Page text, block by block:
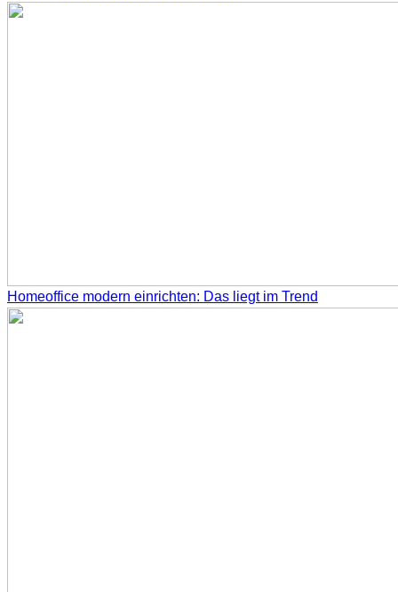
Homeoffice modern einrichten: Das liegt im Trend